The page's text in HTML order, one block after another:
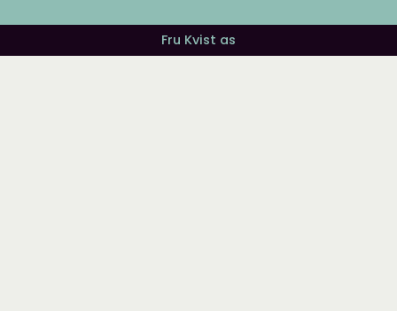
Fru Kvist as